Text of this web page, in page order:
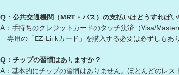
Q：公共交通機関（MRT・バス）の支払いはどうすればい
A：手持ちのクレジットカードのタッチ決済（Visa/
専用の「EZ-Linkカード」を購入する必要は必ずしもあり
Q：チップの習慣はありますか？
A：基本的にチップの習慣はありません。ほとんどのレ